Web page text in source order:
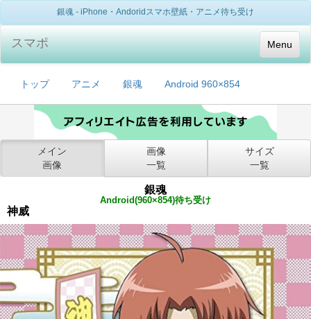
銀魂 - iPhone・Andoridスマホ壁紙・アニメ待ち受け
Menu
スマポ
トップ アニメ 銀魂 Android 960×854
メイン
画像
画像
一覧
サイズ
一覧
銀魂
Android(960×854)待ち受け
神威